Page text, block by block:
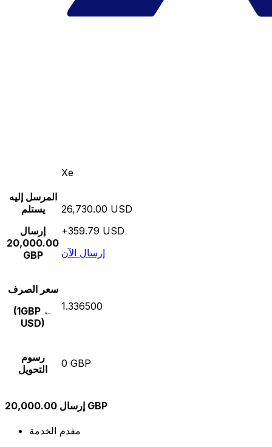
Xe
المرسل إليه
يستلم
إرسال
20,000.00
GBP
26,730.00 USD
+359.79 USD
إرسال الآن
سعر الصرف
(1GBP ←
USD)
1.336500
رسوم
التحويل
0 GBP
إرسال 20,000.00 GBP
مقدم الخدمة